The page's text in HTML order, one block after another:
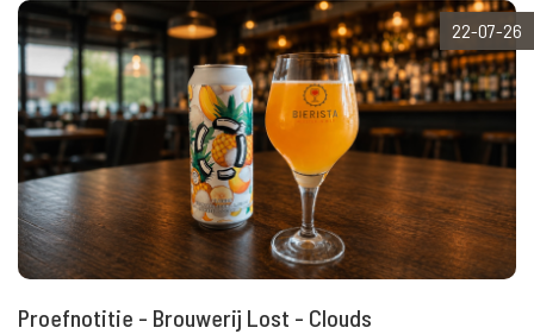
22-07-26
Proefnotitie - Brouwerij Lost - Clouds